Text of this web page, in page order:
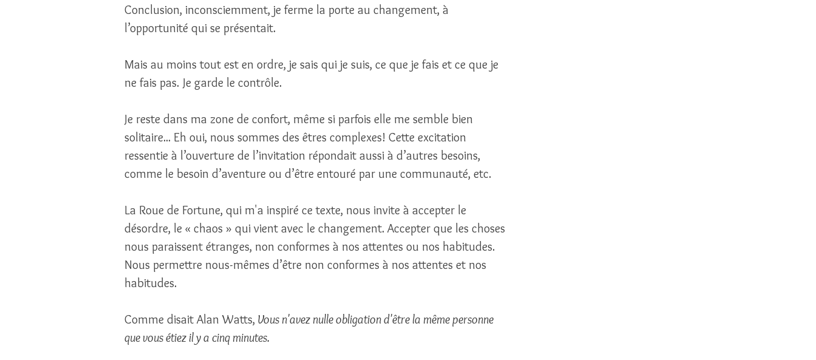
Conclusion, inconsciemment, je ferme la porte au changement, à
l’opportunité qui se présentait.
Mais au moins tout est en ordre, je sais qui je suis, ce que je fais et ce que je
ne fais pas. Je garde le contrôle.
Je reste dans ma zone de confort, même si parfois elle me semble bien
solitaire... Eh oui, nous sommes des êtres complexes! Cette excitation
ressentie à l’ouverture de l’invitation répondait aussi à d’autres besoins,
comme le besoin d’aventure ou d’être entouré par une communauté, etc.
La Roue de Fortune, qui m'a inspiré ce texte, nous invite à accepter le
désordre, le « chaos » qui vient avec le changement. Accepter que les choses
nous paraissent étranges, non conformes à nos attentes ou nos habitudes.
Nous permettre nous-mêmes d’être non conformes à nos attentes et nos
habitudes.
Comme disait Alan Watts, Vous n'avez nulle obligation d'être la même personne
que vous étiez il y a cinq minutes.